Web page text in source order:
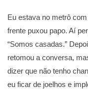
Eu estava no metrô
frente puxou papo. Aí
“Somos casadas.”
retomou a conversa,
dizer que não tenho
eu ficar de joelhos e